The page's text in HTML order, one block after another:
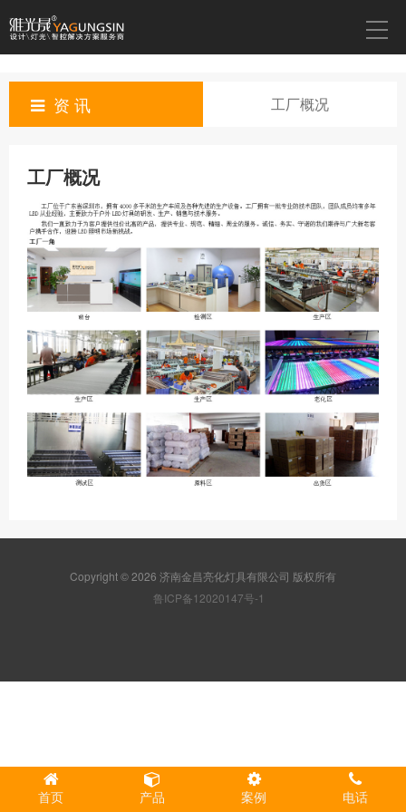
资 讯 工厂概况
工厂概况
Copyright © 2026 济南金昌亮化灯具有限公司 版权所有
鲁ICP备12020147号-1
首页 产品 案例 电话